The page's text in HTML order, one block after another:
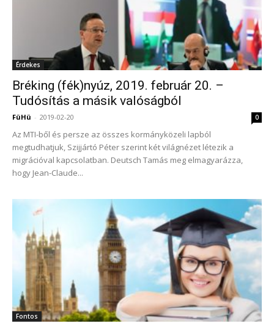
Érdekes
Bréking (fék)nyúz, 2019. február 20. –
Tudósítás a másik valóságból
FüHü - 2019-02-20 0
Az MTI-ből és persze az összes kormányközeli lapból
megtudhatjuk, Szijjártó Péter szerint két világnézet létezik a
migrációval kapcsolatban. Deutsch Tamás meg elmagyarázza,
hogy Jean-Claude...
Fontos